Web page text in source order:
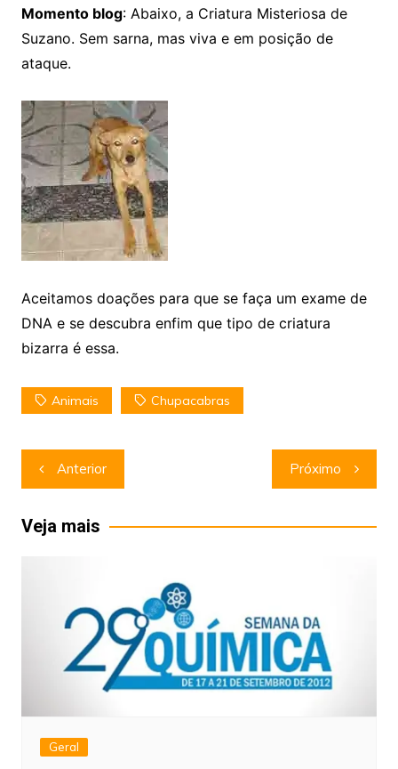
Momento blog: Abaixo, a Criatura Misteriosa de
Suzano. Sem sarna, mas viva e em posição de
ataque.
Aceitamos doações para que se faça um exame de
DNA e se descubra enfim que tipo de criatura
bizarra é essa.
Animais Chupacabras
Navegação
de
Post
Anterior Próximo
Veja mais
Geral